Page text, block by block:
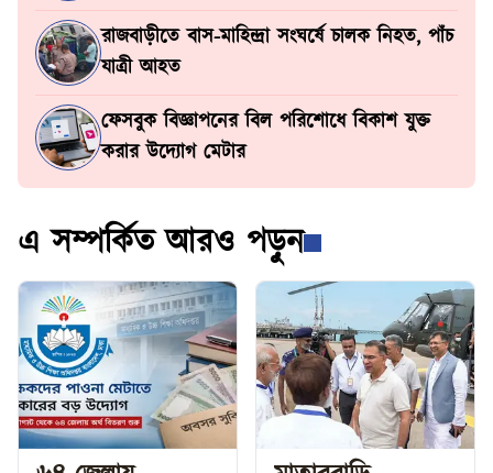
রাজবাড়ীতে বাস-মাহিন্দ্রা সংঘর্ষে চালক নিহত, পাঁচ
যাত্রী আহত
ফেসবুক বিজ্ঞাপনের বিল পরিশোধে বিকাশ যুক্ত
করার উদ্যোগ মেটার
এ সম্পর্কিত আরও পড়ুন